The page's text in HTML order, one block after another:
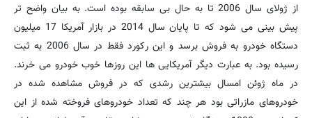
از ژولای سال 2006 تا به حال بی سابقه بوده است. به بیان واضح تر
پیش بینی می شود که تا پایان سال 2014 در بازار آمریکا 17 میلیون
دستگاه خودرو به فروش برسد و این رکورد فقط در سال 2006 به ثبت
رسیده بود. به عبارت دیگر آمریکایی ها این روزها خوب خودرو می خرند.
در ماه ژوئن امسال بیشترین رشدی که در فروش مشاهده شده در
خودروهای مازراتی بود هر چند که تعداد خودروهای فروخته شده از این